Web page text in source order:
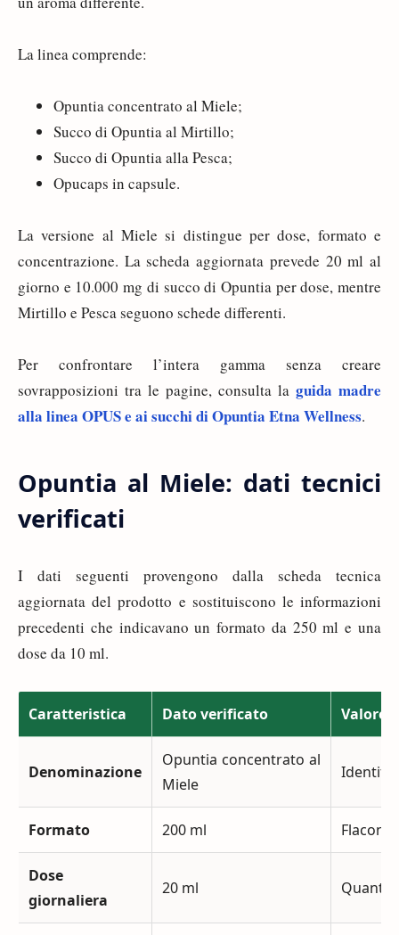
La linea comprende:
Opuntia concentrato al Miele;
Succo di Opuntia al Mirtillo;
Succo di Opuntia alla Pesca;
Opucaps in capsule.
La versione al Miele si distingue per dose, formato e
concentrazione. La scheda aggiornata prevede 20 ml al
giorno e 10.000 mg di succo di Opuntia per dose, mentre
Mirtillo e Pesca seguono schede differenti.
Per confrontare l’intera gamma senza creare
sovrapposizioni tra le pagine, consulta la guida madre
alla linea OPUS e ai succhi di Opuntia Etna Wellness.
Opuntia al Miele: dati tecnici
verificati
I dati seguenti provengono dalla scheda tecnica
aggiornata del prodotto e sostituiscono le informazioni
precedenti che indicavano un formato da 250 ml e una
dose da 10 ml.
Caratteristica Dato verificato Valore
Denominazione
Opuntia concentrato al
Miele
Formato 200 ml
Dose
giornaliera
20 ml